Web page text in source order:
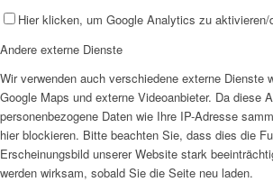
Hier klicken, um Google Analytics zu aktivieren/
Andere externe Dienste
Wir verwenden auch verschiedene externe Dienste
Google Maps und externe Videoanbieter. Da diese
personenbezogene Daten wie Ihre IP-Adresse
hier blockieren. Bitte beachten Sie, dass dies die
Erscheinungsbild unserer Website stark
werden wirksam, sobald Sie die Seite neu laden.